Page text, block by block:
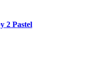
2 Pastel